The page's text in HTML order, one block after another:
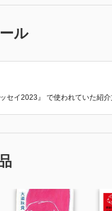
ル
セイ2023』 で使われていた紹